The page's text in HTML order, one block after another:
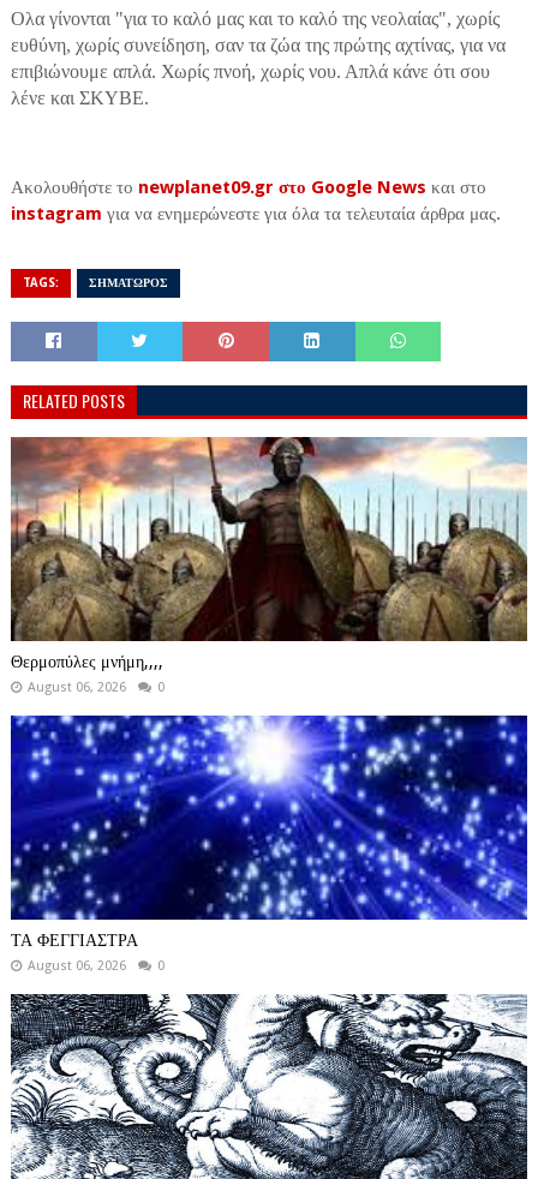
Ολα γίνονται "για το καλό μας και το καλό της νεολαίας", χωρίς
ευθύνη, χωρίς συνείδηση, σαν τα ζώα της πρώτης αχτίνας, για να
επιβιώνουμε απλά. Χωρίς πνοή, χωρίς νου. Απλά κάνε ότι σου
λένε και ΣΚΥΒΕ.
Ακολουθήστε το newplanet09.gr στο Google News και στο
instagram για να ενημερώνεστε για όλα τα τελευταία άρθρα μας.
TAGS: ΣΗΜΑΤΩΡΟΣ
RELATED POSTS
Θερμοπύλες μνήμη,,,,
August 06, 2026 0
ΤΑ ΦΕΓΓΙΑΣΤΡΑ
August 06, 2026 0